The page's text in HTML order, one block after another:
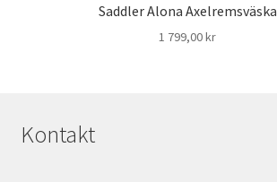
Saddler Alona Axelremsväska
1 799,00kr
Kontakt